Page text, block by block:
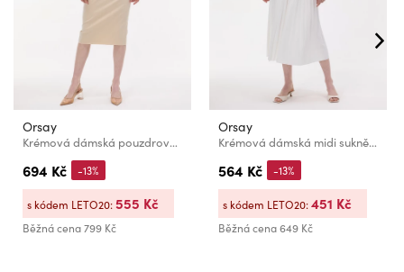
Orsay
Krémová dámská pouzdrová sukně s proužkem ORSAY
694 Kč
Běžná cena799 Kč
-13%
s kódem LETO20:555 Kč
Orsay
Krémová dámská midi sukně ORSAY
564 Kč
Běžná cena649 Kč
-13%
s kódem LETO20:451 Kč